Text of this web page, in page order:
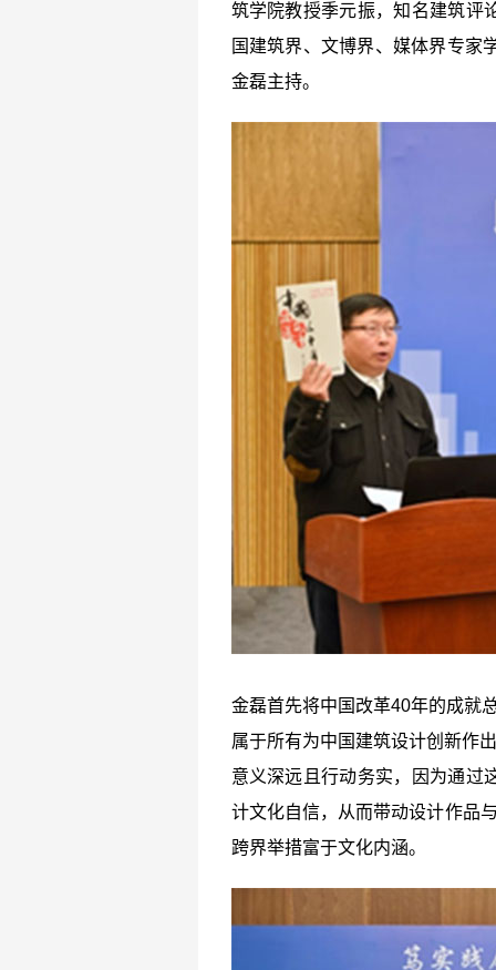
筑学院教授季元振，知名建筑评
国建筑界、文博界、媒体界专家
金磊主持。
金磊首先将中国改革40年的成就
属于所有为中国建筑设计创新作
意义深远且行动务实，因为通过
计文化自信，从而带动设计作品
跨界举措富于文化内涵。